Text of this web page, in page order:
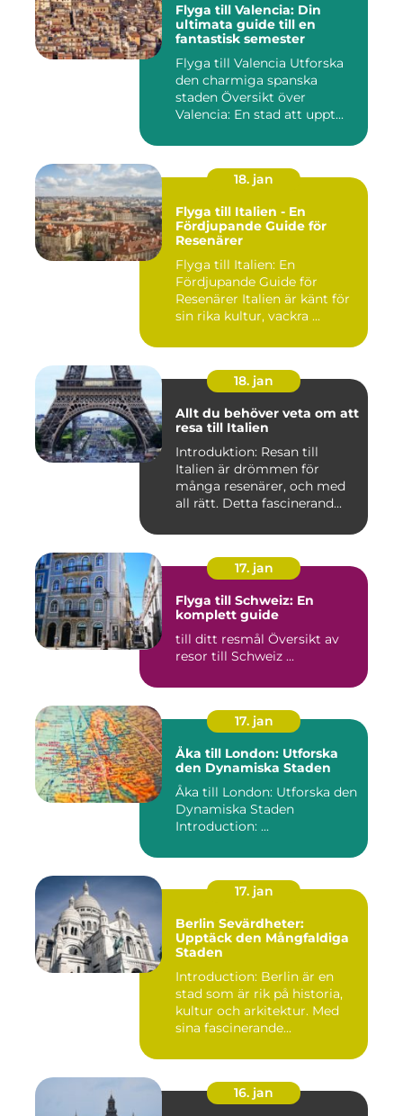
Flyga till Valencia: Din
ultimata guide till en
fantastisk semester
Flyga till Valencia Utforska
den charmiga spanska
staden Översikt över
Valencia: En stad att uppt...
18. jan
Flyga till Italien - En
Fördjupande Guide för
Resenärer
Flyga till Italien: En
Fördjupande Guide för
Resenärer Italien är känt för
sin rika kultur, vackra ...
18. jan
Allt du behöver veta om att
resa till Italien
Introduktion: Resan till
Italien är drömmen för
många resenärer, och med
all rätt. Detta fascinerand...
17. jan
Flyga till Schweiz: En
komplett guide
till ditt resmål Översikt av
resor till Schweiz ...
17. jan
Åka till London: Utforska
den Dynamiska Staden
Åka till London: Utforska den
Dynamiska Staden
Introduction: ...
17. jan
Berlin Sevärdheter:
Upptäck den Mångfaldiga
Staden
Introduction: Berlin är en
stad som är rik på historia,
kultur och arkitektur. Med
sina fascinerande...
16. jan